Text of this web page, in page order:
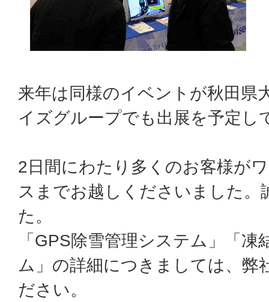
来年は同様のイベントが秋田県
イズグループでも出展を予定し
2日間にわたり多くのお客様が
スまでお越しくださいました
た。
「GPS除雪管理システム」「
ム」の詳細につきましては、弊
ださい。